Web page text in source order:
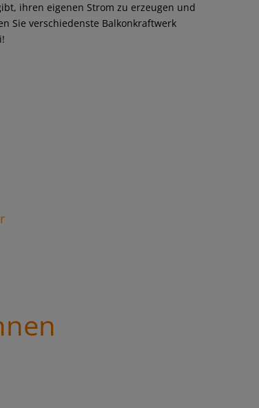
ihren eigenen Strom zu erzeugen und
Sie verschiedenste Balkonkraftwerk